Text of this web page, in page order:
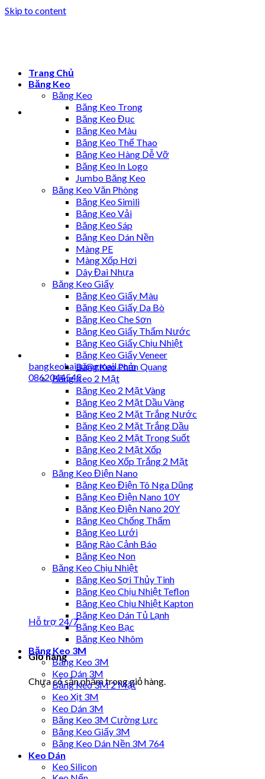
Skip to content
bangkeohaiau@gmail.com
0862044545
Hỗ trợ 24/7
Giỏ hàng
Chưa có sản phẩm trong giỏ hàng.
Trang Chủ
Băng Keo
Băng Keo
Băng Keo Trong
Băng Keo Đục
Băng Keo Màu
Băng Keo Thể Thao
Băng Keo Hàng Dễ Vỡ
Băng Keo In Logo
Jumbo Băng Keo
Băng Keo Văn Phòng
Băng Keo Simili
Băng Keo Vải
Băng Keo Sáp
Băng Keo Dán Nền
Màng PE
Màng Xốp Hơi
Dây Đai Nhựa
Băng Keo Giấy
Băng Keo Giấy Màu
Băng Keo Giấy Da Bò
Băng Keo Che Sơn
Băng Keo Giấy Thấm Nước
Băng Keo Giấy Chịu Nhiệt
Băng Keo Giấy Veneer
Băng Keo Phản Quang
Băng Keo 2 Mặt
Băng Keo 2 Mặt Vàng
Băng Keo 2 Mặt Dầu Vàng
Băng Keo 2 Mặt Trắng Nước
Băng Keo 2 Mặt Trắng Dầu
Băng Keo 2 Mặt Trong Suốt
Băng Keo 2 Mặt Xốp
Băng Keo Xốp Trắng 2 Mặt
Băng Keo Điện Nano
Băng Keo Điện Tô Nga Dũng
Băng Keo Điện Nano 10Y
Băng Keo Điện Nano 20Y
Băng Keo Chống Thấm
Băng Keo Lưới
Băng Rào Cảnh Báo
Băng Keo Non
Băng Keo Chịu Nhiệt
Băng Keo Sợi Thủy Tinh
Băng Keo Chịu Nhiệt Teflon
Băng Keo Chịu Nhiệt Kapton
Băng Keo Dán Tủ Lạnh
Băng Keo Bạc
Băng Keo Nhôm
Băng Keo 3M
Băng Keo 3M
Keo Dán 3M
Băng Keo 3M 2 Mặt
Keo Xịt 3M
Keo Dán 3M
Băng Keo 3M Cường Lực
Băng Keo Giấy 3M
Băng Keo Dán Nền 3M 764
Keo Dán
Keo Silicon